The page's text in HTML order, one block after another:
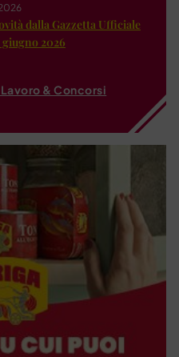
dalla Gazzetta Ufficiale
2026
& Concorsi